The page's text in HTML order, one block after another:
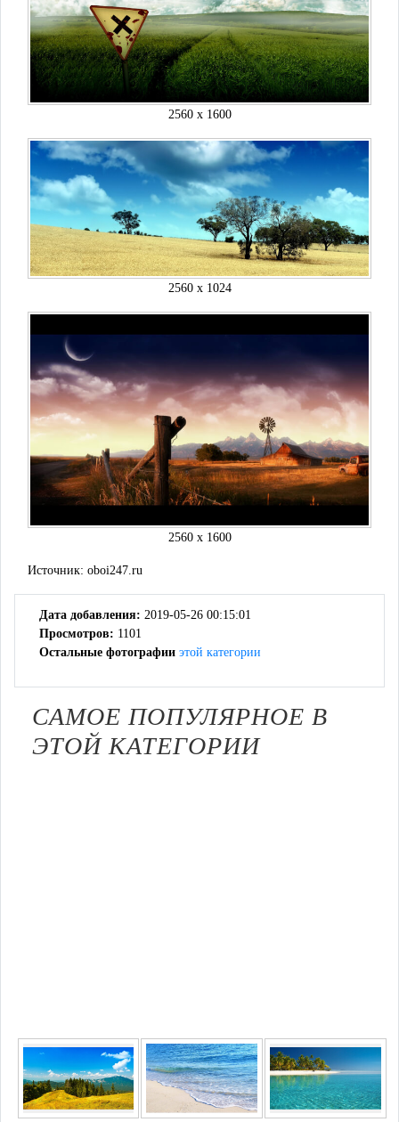
2560 x 1600
2560 x 1024
2560 x 1600
Источник: oboi247.ru
Дата добавления: 2019-05-26 00:15:01
Просмотров: 1101
Остальные фотографии этой категории
САМОЕ ПОПУЛЯРНОЕ В
ЭТОЙ КАТЕГОРИИ